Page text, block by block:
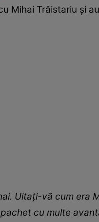
Mihai Trăistariu și
Uitați-vă cum era
cu multe